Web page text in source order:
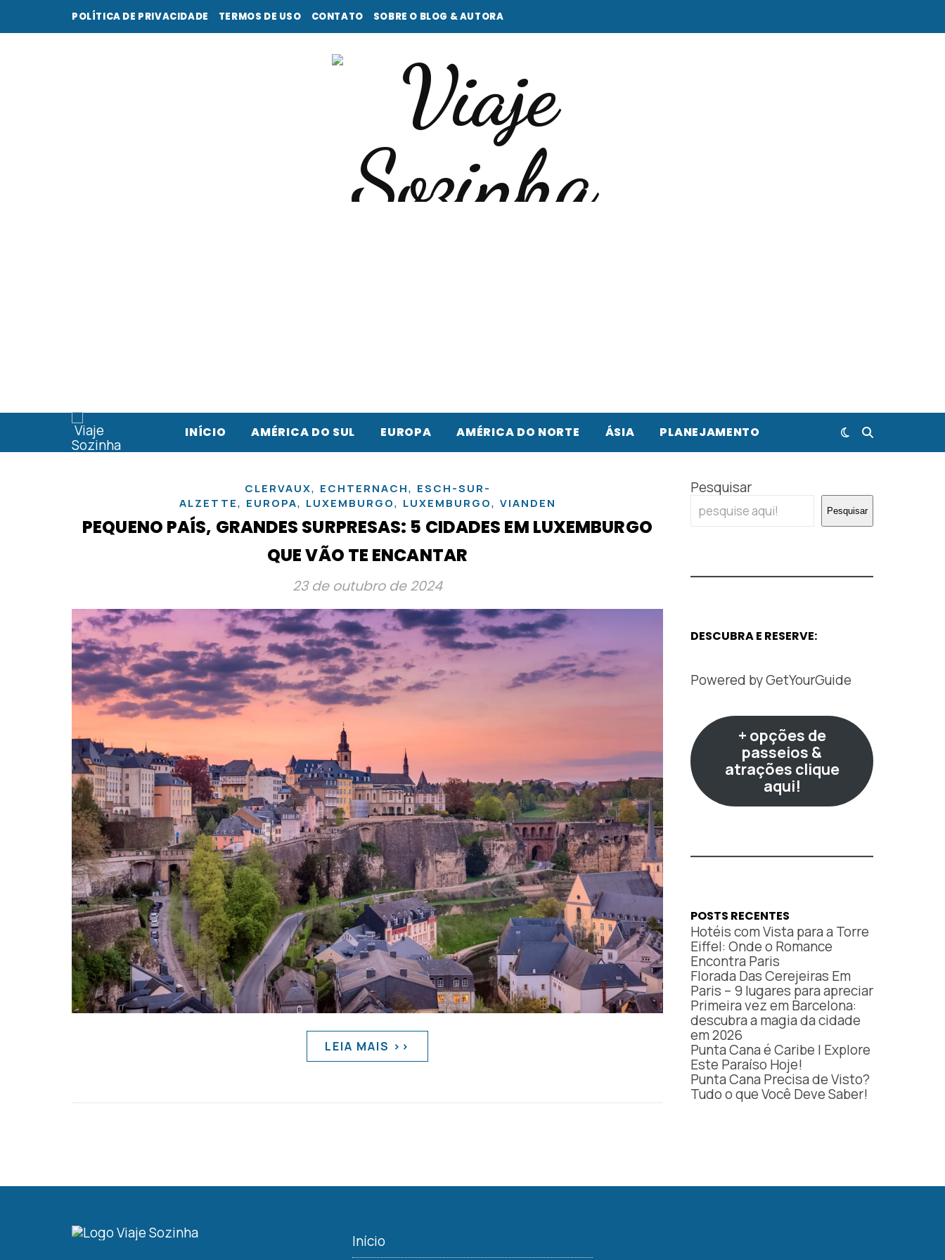
POLÍTICA DE PRIVACIDADE TERMOS DE USO CONTATO SOBRE O BLOG & AUTORA
INÍCIO AMÉRICA DO SUL EUROPA AMÉRICA DO NORTE ÁSIA PLANEJAMENTO
CLERVAUX, ECHTERNACH, ESCH-SUR-
ALZETTE, EUROPA, LUXEMBURGO, LUXEMBURGO, VIANDEN
PEQUENO PAÍS, GRANDES SURPRESAS: 5 CIDADES EM LUXEMBURGO
QUE VÃO TE ENCANTAR
23 de outubro de 2024
LEIA MAIS >>
Pesquisar
Pesquisar
DESCUBRA E RESERVE:
Powered byGetYourGuide
+ opções de
passeios &
atrações clique
aqui!
POSTS RECENTES
Hotéis com Vista para a Torre
Eiffel: Onde o Romance
Encontra Paris
Florada Das Cerejeiras Em
Paris – 9 lugares para apreciar
Primeira vez em Barcelona:
descubra a magia da cidade
em 2026
Punta Cana é Caribe | Explore
Este Paraíso Hoje!
Punta Cana Precisa de Visto?
Tudo o que Você Deve Saber!
Início